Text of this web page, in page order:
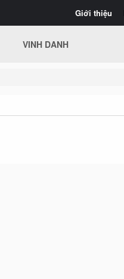
Giới thiệu
VINH DANH